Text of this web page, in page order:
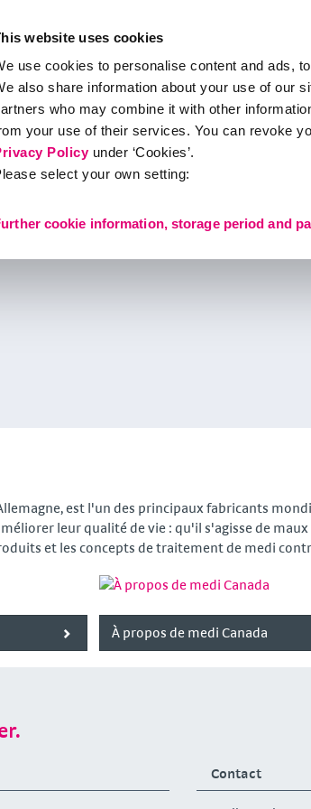
website uses cookies
use cookies to personalise content and ads,
also share information about your use of our
who may combine it with other
your use of their services. You can revoke
Policyunder ‘Cookies’.
select your own setting:
cookie information, storage period and
Événements & éducation À propos de medi
medi
de traitement
est l'un des principaux fabricants
leur qualité de vie : qu'il s'agisse de
et les concepts de traitement de medi
À propos de medi Canada
Contact